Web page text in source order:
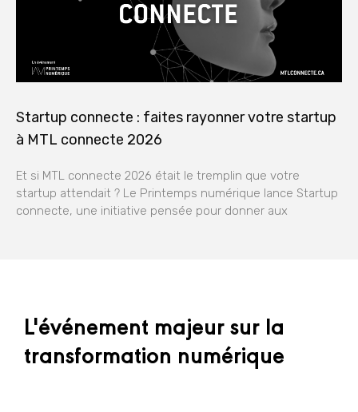
Startup connecte : faites rayonner votre startup
à MTL connecte 2026
Et si MTL connecte 2026 était le tremplin que votre
startup attendait ? Le Printemps numérique lance Startup
connecte, une initiative pensée pour donner aux
L'événement majeur sur la
transformation numérique